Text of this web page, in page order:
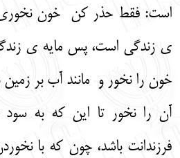
است: فقط حذر کن خون
ی زندگی است، پس مایه‌ ی
خون را نخور و مانند آب بر
آن را نخور تا این که به سود
فرزندانت باشد، چون که با